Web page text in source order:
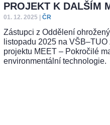
PROJEKT K DALŠÍM
01. 12. 2025 ČR
Zástupci z Oddělení
listopadu 2025 na
projektu MEET – Pokročilé
environmentální technologie.